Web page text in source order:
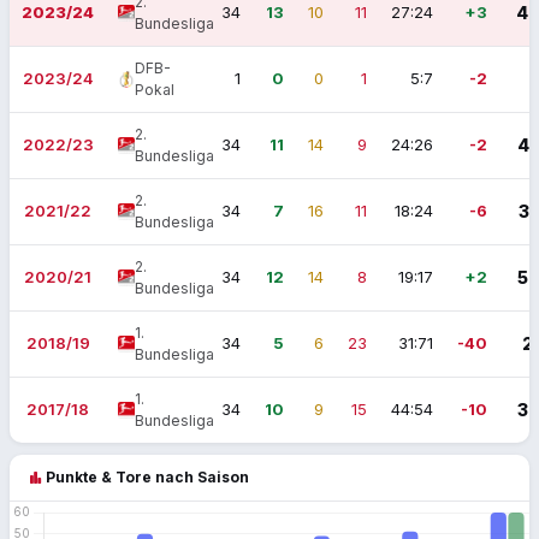
2023/24
Bundesliga
34 13 10 11 27:24 +3 49
2023/24
DFB-
Pokal
1 0 0 1 5:7 -2
2022/23
2.
Bundesliga
34 11 14 9 24:26 -2 47
2021/22
2.
Bundesliga
34 7 16 11 18:24 -6 37
2020/21
2.
Bundesliga
34 12 14 8 19:17 +2 50
2018/19
1.
Bundesliga
34 5 6 23 31:71 -40 21
2017/18
1.
Bundesliga
34 10 9 15 44:54 -10 39
bar_chart Punkte & Tore nach Saison